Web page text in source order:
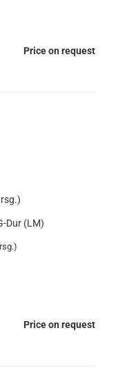
Price on request
Dur (LM)
Price on request